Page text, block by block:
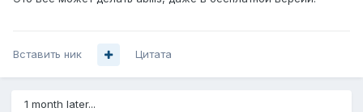
Вставить ник Цитата
1 month later...